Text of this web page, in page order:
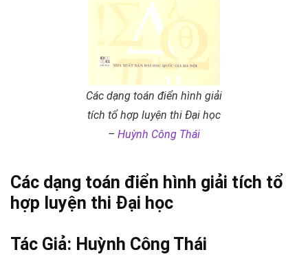
Các dạng toán điển hình giải
tích tổ hợp luyện thi Đại học
– Huỳnh Công Thái
Các dạng toán điển hình giải tích tổ
hợp luyện thi Đại học
Tác Giả: Huỳnh Công Thái